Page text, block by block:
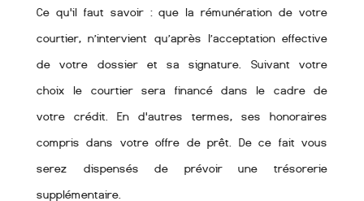
Ce qu'il faut savoir : que la rémunération de votre
courtier, n’intervient qu’après l’acceptation effective
de votre dossier et sa signature. Suivant votre
choix le courtier sera financé dans le cadre de
votre crédit. En d'autres termes, ses honoraires
compris dans votre offre de prêt. De ce fait vous
serez dispensés de prévoir une trésorerie
supplémentaire.